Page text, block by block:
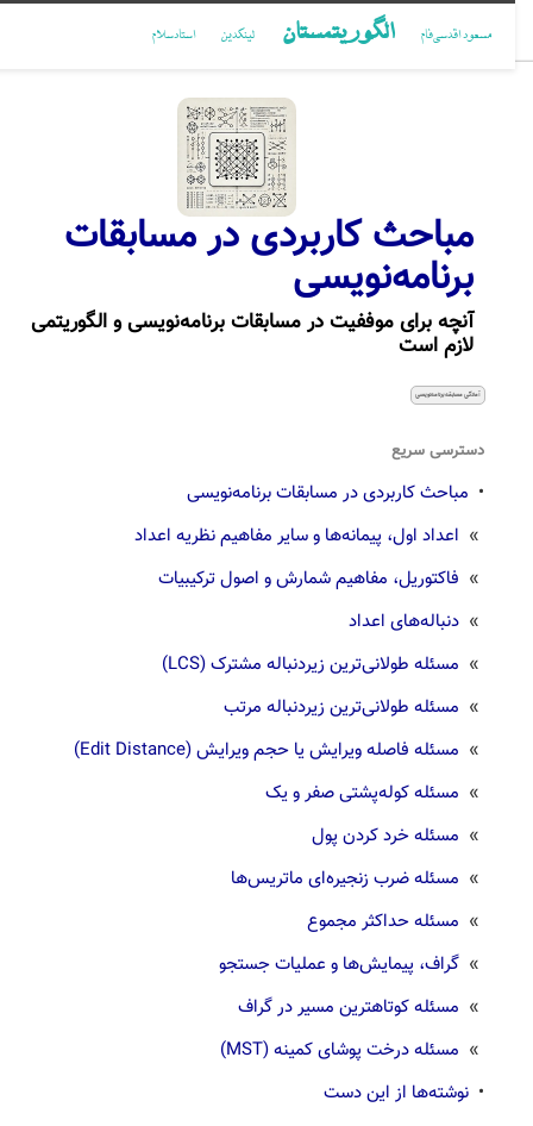
مسعود اقدسی‌فام الگوریتمستان لینکدین استادسلام
مباحث کاربردی در مسابقات
برنامه‌نویسی
آنچه برای موففیت در مسابقات برنامه‌نویسی و الگوریتمی
لازم است
آمادگی مسابقه برنامه‌نویسی
دسترسی سریع
مباحث کاربردی در مسابقات برنامه‌نویسی
»اعداد اول، پیمانه‌ها و سایر مفاهیم نظریه اعداد
»فاکتوریل، مفاهیم شمارش و اصول ترکیبیات
»دنباله‌های اعداد
»مسئله طولانی‌ترین زیردنباله مشترک (LCS)
»مسئله طولانی‌ترین زیردنباله مرتب
»مسئله فاصله ویرایش یا حجم ویرایش (Edit Distance)
»مسئله کوله‌پشتی صفر و یک
»مسئله خرد کردن پول
»مسئله ضرب زنجیره‌ای ماتریس‌ها
»مسئله حداکثر مجموع
»گراف‌، پیمایش‌ها و عملیات جستجو‌
»مسئله کوتاهترین مسیر در گراف
»مسئله درخت پوشای کمینه (MST)
نوشته‌ها از این دست